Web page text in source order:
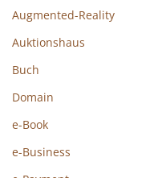
Augmented-Reality
Auktionshaus
Buch
Domain
e-Book
e-Business